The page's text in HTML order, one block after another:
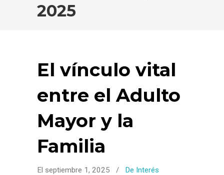
2025
El vínculo vital
entre el Adulto
Mayor y la
Familia
El septiembre 1, 2025 /
De Interés